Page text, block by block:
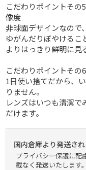
こだわりポイントその
像度
非球面デザインなので
ゆがんだりぼやけるこ
よりはっきり鮮明に見
こだわりポイントその
1日使い捨てだから、
りません。
レンズはいつも清潔
だけます。
国内倉庫より発送され
プライバシー保護に配
載なく発送いたします。